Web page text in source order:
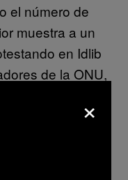
el número de
muestra a un
en Idlib
de la ONU,
miran desde el
×